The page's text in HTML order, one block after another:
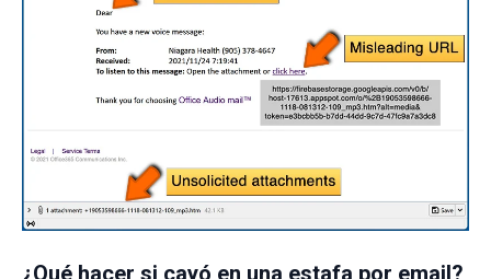
¿Qué hacer si cayó en una estafa por email?